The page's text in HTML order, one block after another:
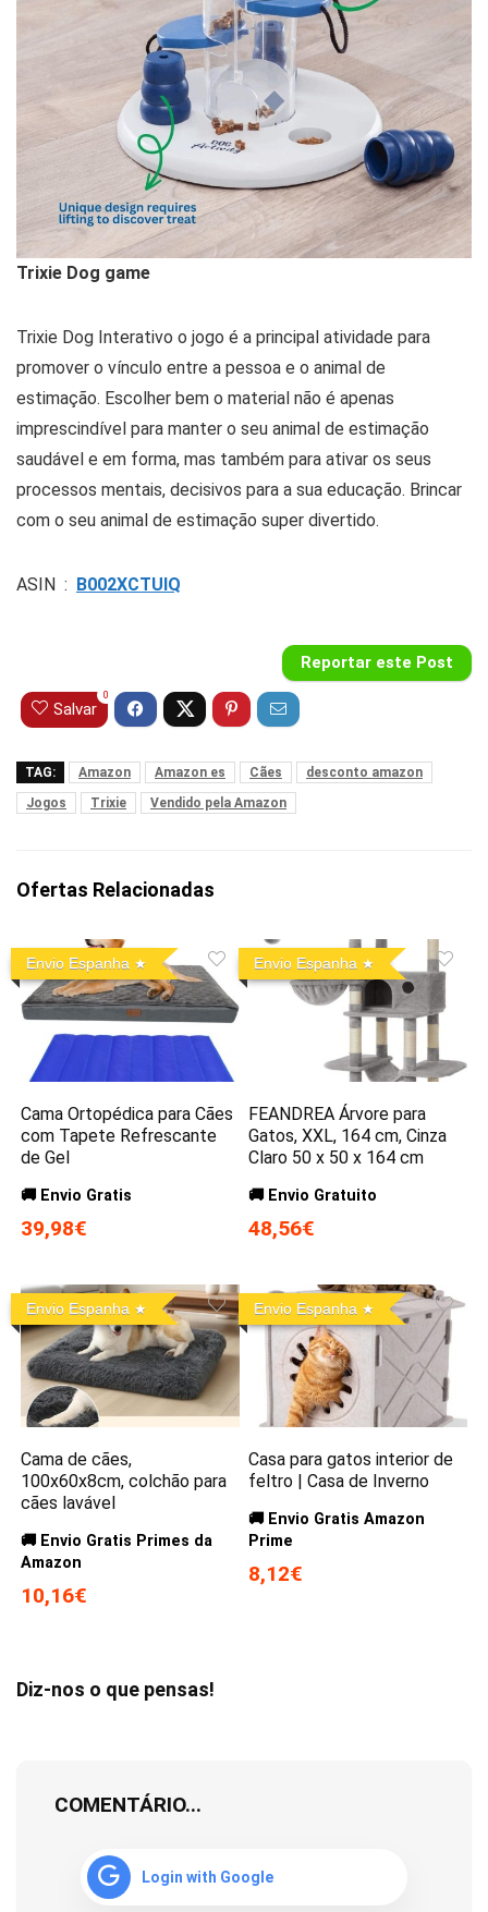
Trixie Dog game
Trixie Dog Interativo o jogo é a principal atividade para
promover o vínculo entre a pessoa e o animal de
estimação. Escolher bem o material não é apenas
imprescindível para manter o seu animal de estimação
saudável e em forma, mas também para ativar os seus
processos mentais, decisivos para a sua educação. Brincar
com o seu animal de estimação super divertido.
ASIN ‏ : ‎ B002XCTUIQ
Reportar este Post
Salvar
0
TAG: Amazon Amazon es Cães
desconto amazon
Jogos
Trixie Vendido pela Amazon
Ofertas Relacionadas
Envio Espanha
Cama Ortopédica para Cães
com Tapete Refrescante
de Gel
🚚 Envio Gratis
39,98€
Envio Espanha
FEANDREA Árvore para
Gatos, XXL, 164 cm, Cinza
Claro 50 x 50 x 164 cm
🚚 Envio Gratuito
48,56€
Envio Espanha
Cama de cães,
100x60x8cm, colchão para
cães lavável
🚚 Envio Gratis Primes da
Amazon
10,16€
Envio Espanha
Casa para gatos interior de
feltro | Casa de Inverno
🚚 Envio Gratis Amazon
Prime
8,12€
Diz-nos o que pensas!
COMENTÁRIO...
Login with Google